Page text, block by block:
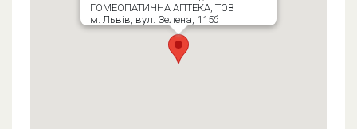
ГОМЕОПАТИЧНА АПТЕКА, ТОВ
м. Львів, вул. Зелена, 115б